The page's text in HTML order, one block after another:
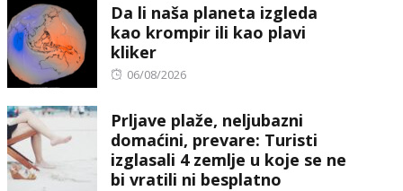
Da li naša planeta izgleda
kao krompir ili kao plavi
kliker
Posted
06/08/2026
Prljave plaže, neljubazni
domaćini, prevare: Turisti
izglasali 4 zemlje u koje se ne
bi vratili ni besplatno